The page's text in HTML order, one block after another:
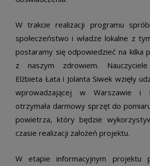
W trakcie realizacji programu
społeczeństwo i władze lokalne z
postaramy się odpowiedzieć na kilka
z naszym zdrowiem. Nauczyciele
Elżbieta Łata i Jolanta Siwek wzięły
wprowadzającej w Warszawie i
otrzymała darmowy sprzęt do
powietrza, który będzie
czasie realizacji założeń projektu.
W etapie informacyjnym projektu